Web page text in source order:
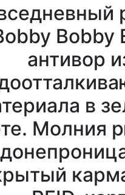
Bobby
антивор
в
Молния